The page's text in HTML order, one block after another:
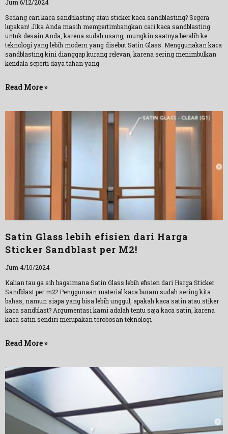
Jum 6/12/2024
Sedang cari kaca sandblasting atau sticker kaca sandblasting? Segera
lupakan! Jika Anda masih mempertimbangkan cari kaca sandblasting
untuk desain Anda, karena sudah usang, mungkin saatnya beralih ke
teknologi yang lebih modern yang disebut Satin Glass. Menggunakan kaca
sandblasting kini dianggap kurang relevan, karena sering menimbulkan
kendala seperti daya tahan yang
Read More »
Satin Glass lebih efisien dari Harga
Sticker Sandblast per M2!
Jum 4/10/2024
Kalian tau ga sih bagaimana Satin Glass lebih efisien dari Harga Sticker
Sandblast per m2? Penggunaan material kaca buram sudah sering kita
bahas, namun siapa yang bisa lebih unggul, apakah kaca satin atau stiker
kaca sandblast? Argumentasi kami adalah tentu saja kaca satin, karena
kaca satin sendiri merupakan terobosan teknologi
Read More »